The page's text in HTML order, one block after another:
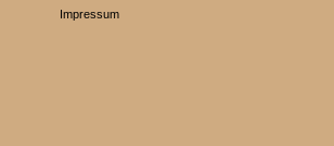
Impressum